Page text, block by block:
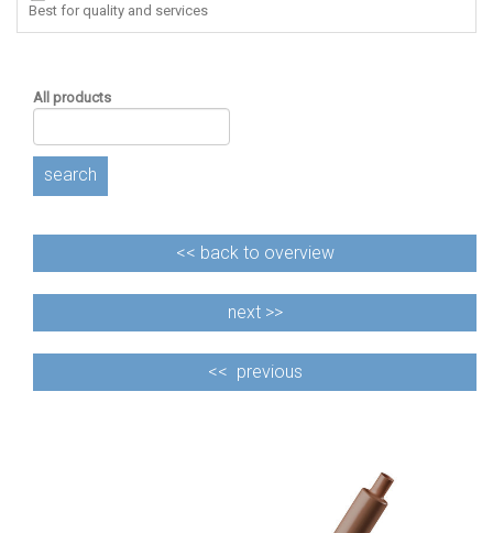
Best for quality and services
All products
search
<< back to overview
next >>
<< previous